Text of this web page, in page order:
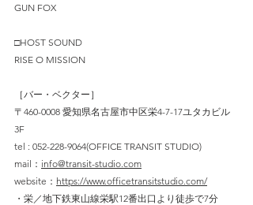
GUN FOX
□HOST SOUND
RISE O MISSION
［バー・ベクター］
〒460-0008 愛知県名古屋市中区栄4-7-17ユタカビル
3F
tel : 052-228-9064(OFFICE TRANSIT STUDIO)
mail： info@transit-studio.com
website： https://www.officetransitstudio.com/
・栄／地下鉄東山線栄駅12番出口より徒歩で7分